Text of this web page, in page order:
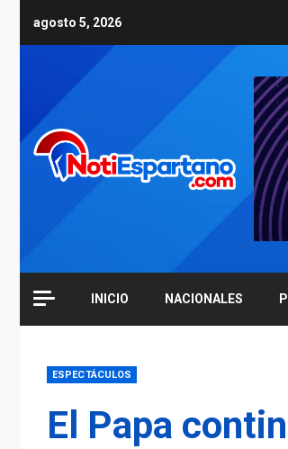
agosto 5, 2026
INICIO NACIONALES
ESPECTÁCULOS
El Papa